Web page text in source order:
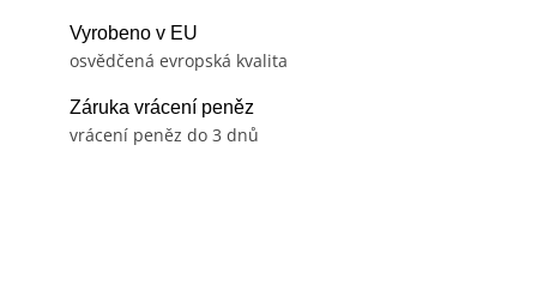
Vyrobeno v EU
osvědčená evropská kvalita
Záruka vrácení peněz
vrácení peněz do 3 dnů